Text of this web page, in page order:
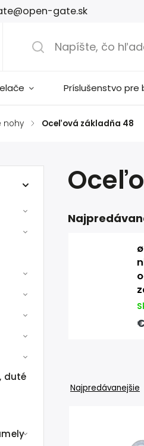
gate.sk
Príslušenstvo pre
nohy / Oceľová základňa 48
duté
Najpredávanejšie